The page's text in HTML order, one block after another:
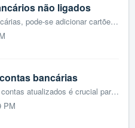
não ligados
Assim como as contas bancárias, pode-se adicionar cartões bancários ao TOConline sem a necessidade de conectá-los ao banco. Para adicionar um cartão sem um...
bancárias
Manter os saldos das suas contas atualizados é crucial para uma gestão financeira precisa. O TOConline permite a atualização dos saldos das contas sempre qu...
PM